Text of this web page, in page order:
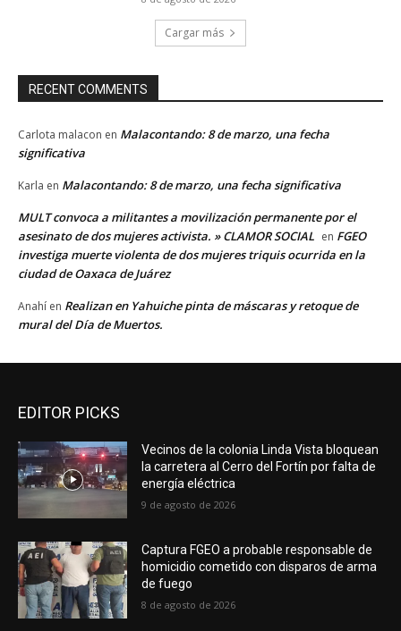
Cargar más
RECENT COMMENTS
Carlota malacon en Malacontando: 8 de marzo, una fecha
significativa
Karla en Malacontando: 8 de marzo, una fecha significativa
MULT convoca a militantes a movilización permanente por el
asesinato de dos mujeres activista. » CLAMOR SOCIAL en FGEO
investiga muerte violenta de dos mujeres triquis ocurrida en la
ciudad de Oaxaca de Juárez
Anahí en Realizan en Yahuiche pinta de máscaras y retoque de
mural del Día de Muertos.
EDITOR PICKS
Vecinos de la colonia Linda Vista bloquean
la carretera al Cerro del Fortín por falta de
energía eléctrica
9 de agosto de 2026
Captura FGEO a probable responsable de
homicidio cometido con disparos de arma
de fuego
8 de agosto de 2026